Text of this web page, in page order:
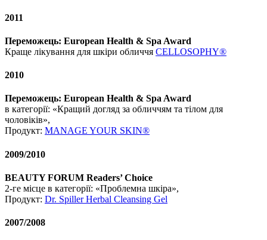
2011
Переможець: European Health & Spa Award
Краще лікування для шкіри обличчя CELLOSOPHY®
2010
Переможець: European Health & Spa Award
в категорії: «Кращий догляд за обличчям та тілом для
чоловіків»,
Продукт: MANAGE YOUR SKIN®
2009/2010
BEAUTY FORUM Readers’ Choice
2-ге місце в категорії: «Проблемна шкіра»,
Продукт: Dr. Spiller Herbal Cleansing Gel
2007/2008